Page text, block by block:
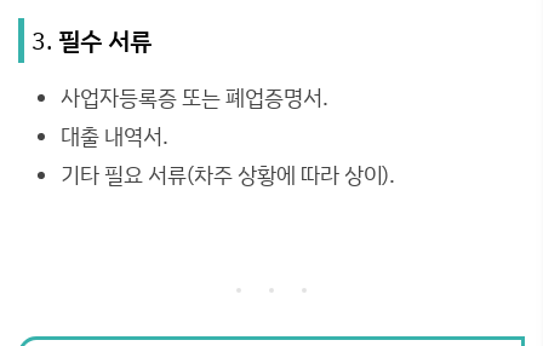
3. 필수 서류
사업자등록증 또는 폐업증명서.
대출 내역서.
기타 필요 서류(차주 상황에 따라 상이).